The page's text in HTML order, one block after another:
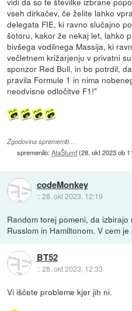
vseh dirkačev, če želite lahko
delegata FIE, ki ravno slučajno
šotoru, kakor že nekaj let, lahko
bivšega vodilnega Massija, ki
večletnem križarjenju v privatni
sponzor Red Bull, in bo potrdil,
pravila Formule 1 in nima
neodvisne odločitve F1!"
Zgodovina sprememb…
spremenilo:AtaŠtumf(28. okt 2023 ob
codeMonkey
::28. okt 2023, 12:19
Random torej pomeni, da
Russlom in Hamiltonom. V cem
BT52
::28. okt 2023, 12:33
Vi iščete probleme kjer jih ni.